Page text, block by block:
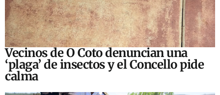
Vecinos de O Coto denuncian una
‘plaga’ de insectos y el Concello pide
calma